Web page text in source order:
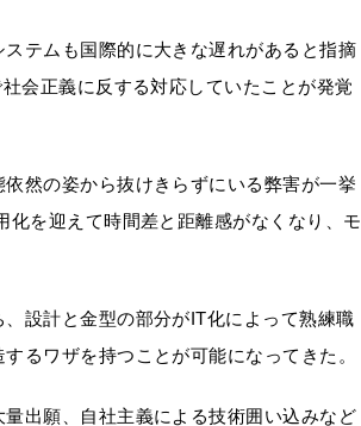
テムも国際的に大きな遅れがあると指摘
会正義に反する対応していたことが発覚
然の姿から抜けきらずにいる弊害が一挙
を迎えて時間差と距離感がなくなり、モ
設計と金型の部分がIT化によって熟練職
るワザを持つことが可能になってきた。
出願、自社主義による技術囲い込みなど